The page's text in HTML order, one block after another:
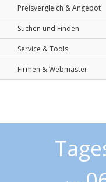
Preisvergleich & Angebot
Suchen und Finden
Service & Tools
Firmen & Webmaster